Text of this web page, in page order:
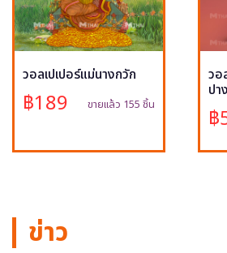
วอลเปเปอร์แม่นางกวัก
฿189 ขายแล้ว 155 ชิ้น
วอ
ปา
฿
ข่าว